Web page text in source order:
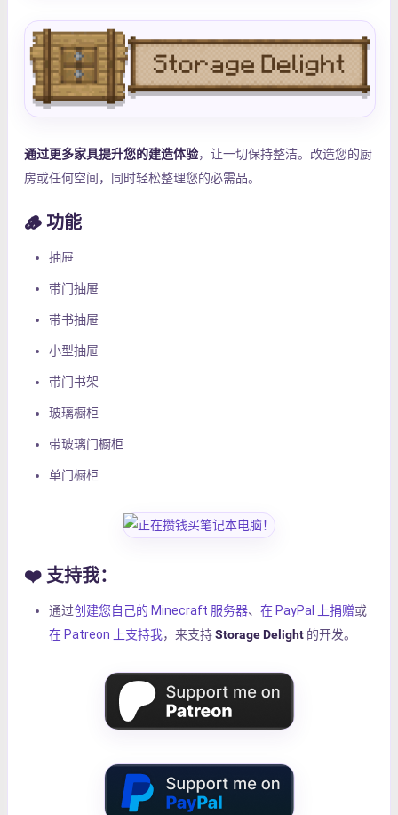
通过更多家具提升您的建造体验，让一切保持整洁。改造您的厨
房或任何空间，同时轻松整理您的必需品。
🪵 功能
抽屉
带门抽屉
带书抽屉
小型抽屉
带门书架
玻璃橱柜
带玻璃门橱柜
单门橱柜
❤️ 支持我：
通过创建您自己的 Minecraft 服务器、 在 PayPal 上捐赠或
在 Patreon 上支持我，来支持Storage Delight 的开发。